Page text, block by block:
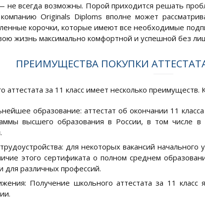
не всегда возможны. Порой приходится решать
Originals Diploms вполне может
корочки, которые имеют все необходимые
жизнь максимально комфортной и успешной без
ПРЕИМУЩЕСТВА ПОКУПКИ
аттестата за 11 класс имеет несколько преимуществ.
образование: аттестат об окончании 11
высшего образования в России, в том числе в
для некоторых вакансий
этого сертификата о полном среднем
для различных профессий.
Получение школьного аттестата за 11 класс